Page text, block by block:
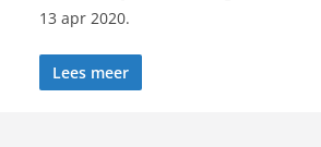
13 apr 2020.
Lees meer